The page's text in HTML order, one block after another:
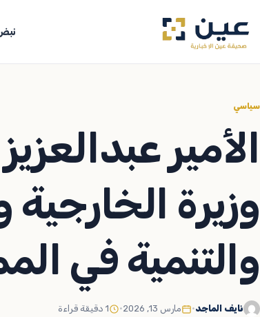
إلى
المحتوى
سياسي
الأمير
وزيرة
والتنمية في
نايف الماجد• مارس 13, 2026 • 1 دقيقة قراءة